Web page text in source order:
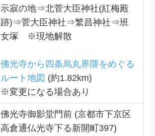
示寂の地⇒北菅大臣神社(紅梅殿
跡)⇒菅大臣神社⇒繁昌神社⇒班
女塚 ※現地解散
佛光寺から四条烏丸界隈をめぐる
ルート地図 (約1.82km)
※変更になる場合あり
佛光寺御影堂門前 (京都市下京区
高倉通仏光寺下る新開町397)